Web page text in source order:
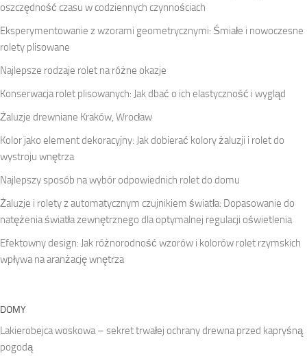
oszczędność czasu w codziennych czynnościach
Eksperymentowanie z wzorami geometrycznymi: Śmiałe i nowoczesne
rolety plisowane
Najlepsze rodzaje rolet na różne okazje
Konserwacja rolet plisowanych: Jak dbać o ich elastyczność i wygląd
Żaluzje drewniane Kraków, Wrocław
Kolor jako element dekoracyjny: Jak dobierać kolory żaluzji i rolet do
wystroju wnętrza
Najlepszy sposób na wybór odpowiednich rolet do domu
Żaluzje i rolety z automatycznym czujnikiem światła: Dopasowanie do
natężenia światła zewnętrznego dla optymalnej regulacji oświetlenia
Efektowny design: Jak różnorodność wzorów i kolorów rolet rzymskich
wpływa na aranżację wnętrza
DOMY
Lakierobejca woskowa – sekret trwałej ochrany drewna przed kapryśną
pogodą